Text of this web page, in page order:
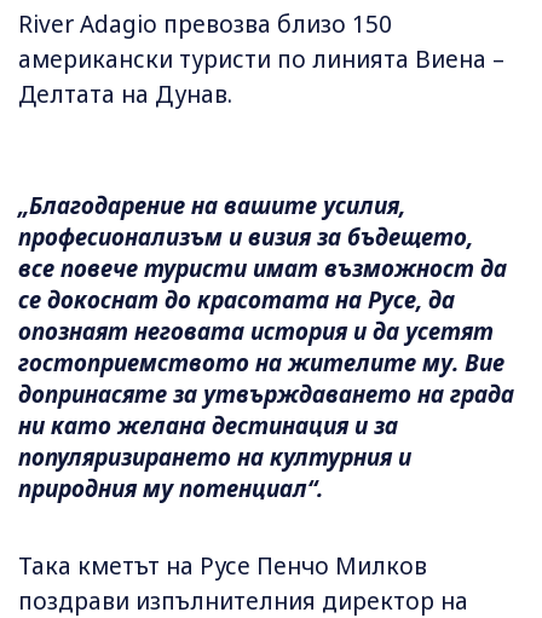
River Adagio превозва близо 150
американски туристи по линията Виена –
Делтата на Дунав.
„Благодарение на вашите усилия,
професионализъм и визия за бъдещето,
все повече туристи имат възможност да
се докоснат до красотата на Русе, да
опознаят неговата история и да усетят
гостоприемството на жителите му. Вие
допринасяте за утвърждаването на града
ни като желана дестинация и за
популяризирането на културния и
природния му потенциал“.
Така кметът на Русе Пенчо Милков
поздрави изпълнителния директор на